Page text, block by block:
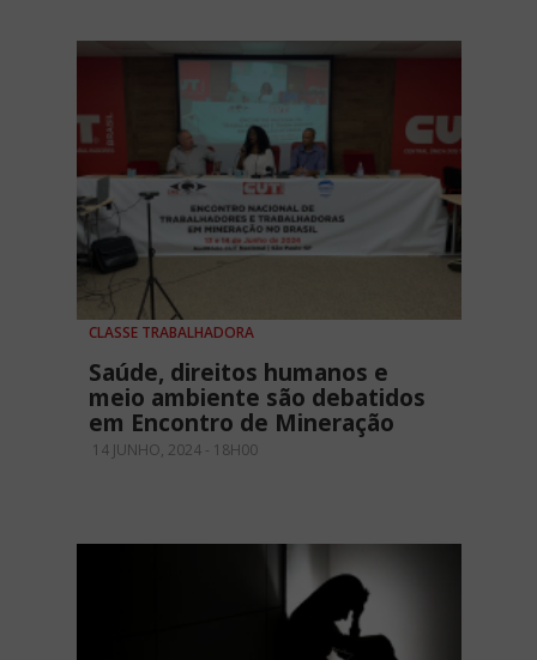
CLASSE TRABALHADORA
Saúde, direitos humanos e
meio ambiente são debatidos
em Encontro de Mineração
14 JUNHO, 2024 - 18H00